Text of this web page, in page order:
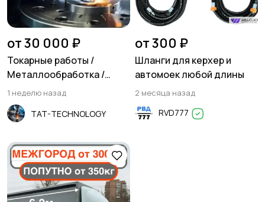
Стройматериалы и
инструменты
Спорт и отдых
от 30 000 ₽
Токарные работы /
Металлообработка /
Фрезеровка
1 неделю назад
TAT-TECHNOLOGY
от 300 ₽
Шланги для керхер и
автомоек любой длины
2 месяца назад
RVD777